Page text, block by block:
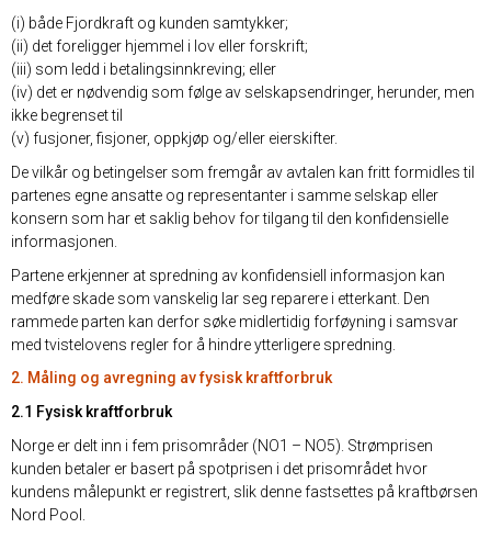
(i) både Fjordkraft og kunden samtykker;
(ii) det foreligger hjemmel i lov eller forskrift;
(iii) som ledd i betalingsinnkreving; eller
(iv) det er nødvendig som følge av selskapsendringer, herunder, men
ikke begrenset til
(v) fusjoner, fisjoner, oppkjøp og/eller eierskifter.
De vilkår og betingelser som fremgår av avtalen kan fritt formidles til
partenes egne ansatte og representanter i samme selskap eller
konsern som har et saklig behov for tilgang til den konfidensielle
informasjonen.
Partene erkjenner at spredning av konfidensiell informasjon kan
medføre skade som vanskelig lar seg reparere i etterkant. Den
rammede parten kan derfor søke midlertidig forføyning i samsvar
med tvistelovens regler for å hindre ytterligere spredning.
2. Måling og avregning av fysisk kraftforbruk
2.1 Fysisk kraftforbruk
Norge er delt inn i fem prisområder (NO1 – NO5). Strømprisen
kunden betaler er basert på spotprisen i det prisområdet hvor
kundens målepunkt er registrert, slik denne fastsettes på kraftbørsen
Nord Pool.